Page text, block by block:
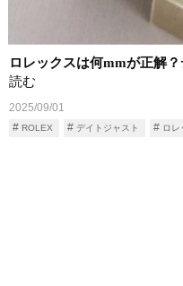
ロレックスは何mmが正解
読む
2025/09/01
ROLEX デイトジャスト ロレ